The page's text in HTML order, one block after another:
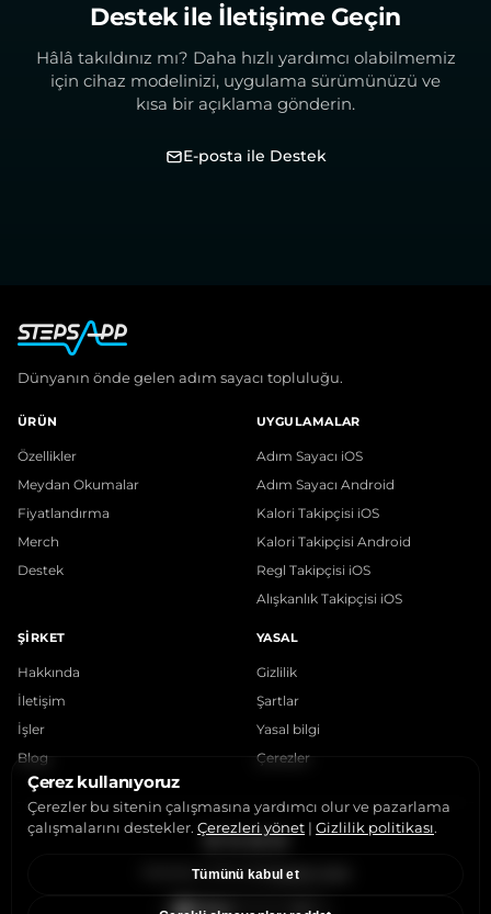
Destek ile İletişime Geçin
Hâlâ takıldınız mı? Daha hızlı yardımcı olabilmemiz
için cihaz modelinizi, uygulama sürümünüzü ve
kısa bir açıklama gönderin.
E-posta ile Destek
Dünyanın önde gelen adım sayacı topluluğu.
ÜRÜN
Özellikler
Meydan Okumalar
Fiyatlandırma
Merch
Destek
UYGULAMALAR
Adım Sayacı iOS
Adım Sayacı Android
Kalori Takipçisi iOS
Kalori Takipçisi Android
Regl Takipçisi iOS
Alışkanlık Takipçisi iOS
ŞIRKET
Hakkında
İletişim
İşler
Blog
YASAL
Gizlilik
Şartlar
Yasal bilgi
Çerezler
StepsApp © 2015-2026Çerezleri yönet
Çerez kullanıyoruz
Çerezler bu sitenin çalışmasına yardımcı olur ve pazarlama
çalışmalarını destekler. Çerezleri yönet | Gizlilik politikası.
Tümünü kabul et